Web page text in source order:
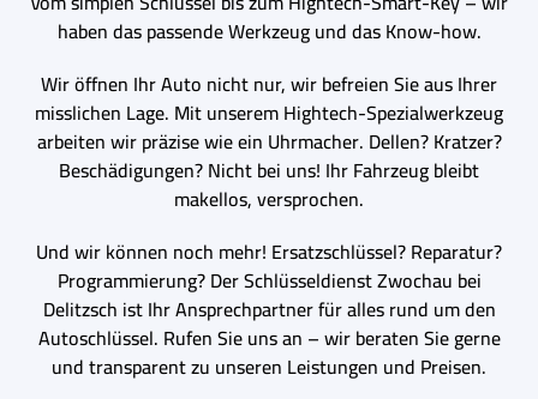
haben das passende Werkzeug und das Know-how.
Wir öffnen Ihr Auto nicht nur, wir befreien Sie aus Ihrer
misslichen Lage. Mit unserem Hightech-Spezialwerkzeug
arbeiten wir präzise wie ein Uhrmacher. Dellen? Kratzer?
Beschädigungen? Nicht bei uns! Ihr Fahrzeug bleibt
makellos, versprochen.
Und wir können noch mehr! Ersatzschlüssel? Reparatur?
Programmierung? Der Schlüsseldienst Zwochau bei
Delitzsch ist Ihr Ansprechpartner für alles rund um den
Autoschlüssel. Rufen Sie uns an – wir beraten Sie gerne
und transparent zu unseren Leistungen und Preisen.